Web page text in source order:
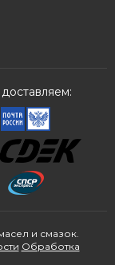
и смазок.
Обработка